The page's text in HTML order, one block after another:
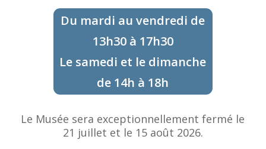
Du mardi au vendredi de
13h30 à 17h30
Le samedi et le dimanche
de 14h à 18h
Le Musée sera exceptionnellement fermé le
21 juillet et le 15 août 2026.